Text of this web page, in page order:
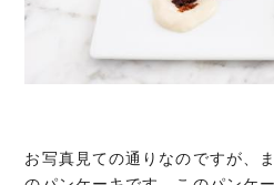
お写真見ての通りなのですが、